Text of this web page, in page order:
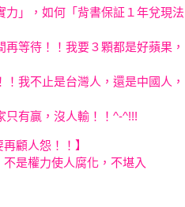
」，如何「背書保証１年兌現法
再等待！！我要３顆都是好蘋果，
！我不止是台灣人，還是中國人 ，
只有贏，沒人輸！！^-^!!!
要再顧人怨！！】
是權力使人腐化，不堪入